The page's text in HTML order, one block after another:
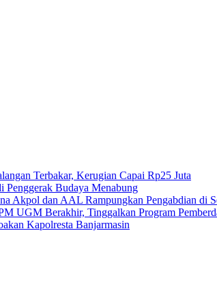
Terbakar, Kerugian Capai Rp25 Juta
Penggerak Budaya Menabung
Akpol dan AAL Rampungkan Pengabdian di
UGM Berakhir, Tinggalkan Program
Kapolresta Banjarmasin